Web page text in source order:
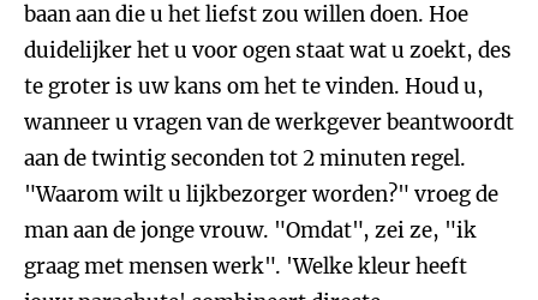
baan aan die u het liefst zou willen doen. Hoe
duidelijker het u voor ogen staat wat u zoekt, des
te groter is uw kans om het te vinden. Houd u,
wanneer u vragen van de werkgever beantwoordt
aan de twintig seconden tot 2 minuten regel.
"Waarom wilt u lijkbezorger worden?" vroeg de
man aan de jonge vrouw. "Omdat", zei ze, "ik
graag met mensen werk". 'Welke kleur heeft